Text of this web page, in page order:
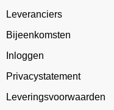
Leveranciers
Bijeenkomsten
Inloggen
Privacystatement
Leveringsvoorwaarden